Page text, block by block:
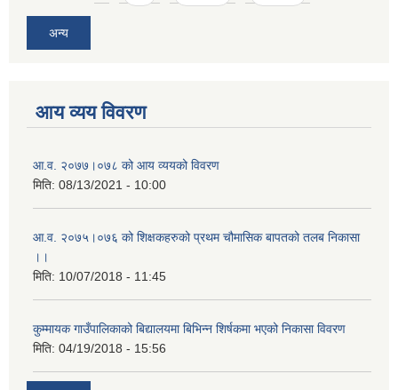
अन्य
आय व्यय विवरण
आ.व. २०७७।०७८ को आय व्ययको विवरण
मिति: 08/13/2021 - 10:00
आ.व. २०७५।०७६ को शिक्षकहरुको प्रथम चौमासिक बापतको तलब निकासा
।।
मिति: 10/07/2018 - 11:45
कुम्मायक गाउँपालिकाको बिद्यालयमा बिभिन्न शिर्षकमा भएको निकासा विवरण
मिति: 04/19/2018 - 15:56